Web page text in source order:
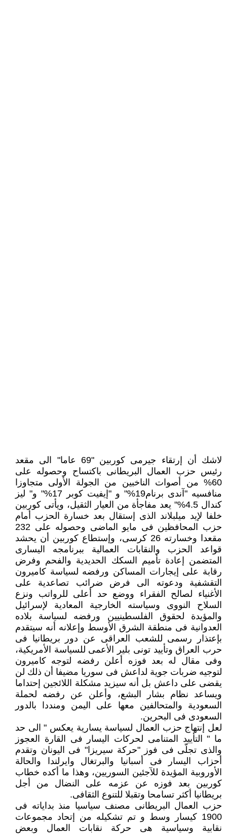
لاشك أن إرتقاء جيرمى كوربين "69 عاما" الى مقعد
رئيس حزب العمال البريطانى باكتساح وحصوله على
60% من أصوات الناخبين من الجولة الأولى متجاوزا
منافسيه "آندى برنام19%" و "إيفيت كوبر 17%" و" ليز
كندال 4.5%" يعد مفاجأة من العيار الثقيل، ويأتى كوربين
خلفا لإيد ميلبلاند الذى إستقال بعد خسارة الحزب أمام
حزب المحافظين فى مايو الماضى وحصوله على 232
مقعدا وخسارته 26 كرسى، وإستطاع كوربين أن يحشد
قواعد الحزب والنقابات العمالية ببرنامجه اليسارى
المتضمن إعادة تأميم السكك الحديدية والفحم وفرض
رقابة على إيجارات المساكن ورفضه لسياسة كاميرون
التقشفية ودعوته الى فرض ضرائب تصاعدية على
الأغنياء لصالح الفقراء ووضع حد أعلى للرواتب ونزع
السلاح النووى وسياسته الخارجية المعادية لإسرائيل
والمؤيدة لحقوق الفلسطينيين ورفضه لسياسة بلاده
العدوانية فى منطقة الشرق الأوسط وإعلانه أنه سيتقدم
بإعتذار رسمى للشعب العراقى عن دور بريطانيا فى
حرب العراق وتأييد تونى بلير الأعمى للسياسة الأمريكية،
وفى مقال له بعد فوزه أعلن رفضه لتوجه كاميرون
لتوجيه ضربات جوية لداعش فى سوريا مضيفا أن ذلك لن
يقضى على داعش بل أنه سيزيد مشكلة اللائجين إحتداما
ويساعد نظام بشار البشع، وأعلن عن رفضه لحملة
السعودية والمتحالفين معها على اليمن ومنددا بالدور
السعودى فى البحرين.
لعل إنتهاج حزب العمال لسياسة يسارية يعكس " الى حد
ما " التأييد المتنامى لحركات اليسار فى القارة العجوز
والذى تجلّى فى فوز "حركة سيريزا" فى اليونان وتقدم
أحزاب اليسار فى أسبانيا والبرتغال وايرلندا والحالة
الأوروبية المؤيدة للآجئين السوريين، وهذا ما أكده خطاب
كوربين بعد فوزه عن عزمه على النضال من أجل
بريطانيا أكثر تسامحا وتقبلا للتنوع الثقافى.
حزب العمال البريطانى مصنف سياسيا منذ بداياته فى
1900 كيسار وسط و تم تشكيله من إتحاد مجموعات
نقابية وسياسية هى حركة نقابات العمال وبعض